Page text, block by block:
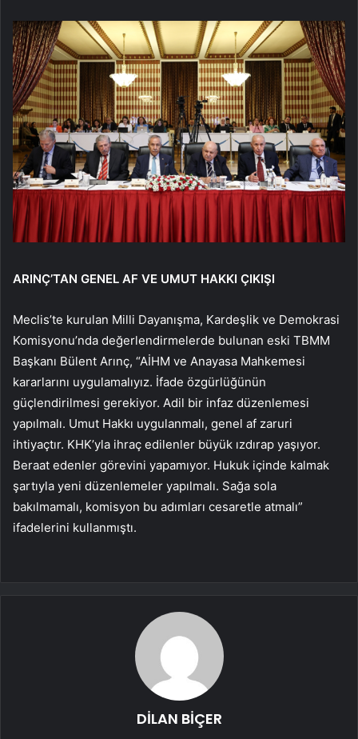
ARINÇ’TAN GENEL AF VE UMUT HAKKI ÇIKIŞI
Meclis’te kurulan Milli Dayanışma, Kardeşlik ve Demokrasi
Komisyonu’nda değerlendirmelerde bulunan eski TBMM
Başkanı Bülent Arınç, “AİHM ve Anayasa Mahkemesi
kararlarını uygulamalıyız. İfade özgürlüğünün
güçlendirilmesi gerekiyor. Adil bir infaz düzenlemesi
yapılmalı. Umut Hakkı uygulanmalı, genel af zaruri
ihtiyaçtır. KHK’yla ihraç edilenler büyük ızdırap yaşıyor.
Beraat edenler görevini yapamıyor. Hukuk içinde kalmak
şartıyla yeni düzenlemeler yapılmalı. Sağa sola
bakılmamalı, komisyon bu adımları cesaretle atmalı”
ifadelerini kullanmıştı.
DİLAN BİÇER